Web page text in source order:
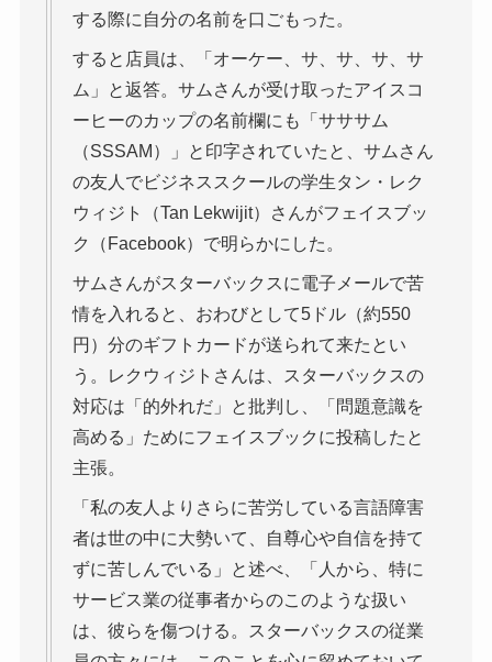
する際に自分の名前を口ごもった。
すると店員は、「オーケー、サ、サ、サ、サ
ム」と返答。サムさんが受け取ったアイスコ
ーヒーのカップの名前欄にも「サササム
（SSSAM）」と印字されていたと、サムさん
の友人でビジネススクールの学生タン・レク
ウィジト（Tan Lekwijit）さんがフェイスブッ
ク（Facebook）で明らかにした。
サムさんがスターバックスに電子メールで苦
情を入れると、おわびとして5ドル（約550
円）分のギフトカードが送られて来たとい
う。レクウィジトさんは、スターバックスの
対応は「的外れだ」と批判し、「問題意識を
高める」ためにフェイスブックに投稿したと
主張。
「私の友人よりさらに苦労している言語障害
者は世の中に大勢いて、自尊心や自信を持て
ずに苦しんでいる」と述べ、「人から、特に
サービス業の従事者からのこのような扱い
は、彼らを傷つける。スターバックスの従業